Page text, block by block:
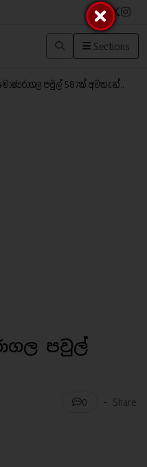
Sections
පවුල් 587ක් අවතැන්..
පවුල්
0 - Share